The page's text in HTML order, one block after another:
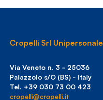
Cropelli Srl Unipersonale
Via Veneto n. 3 - 25036
Palazzolo s/O (BS) - Italy
Tel. +39 030 73 00 423
cropelli@cropelli.it